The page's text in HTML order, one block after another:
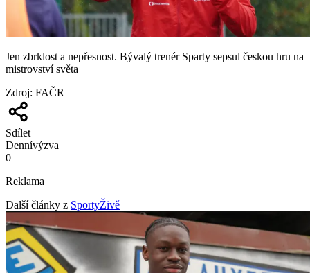
Jen zbrklost a nepřesnost. Bývalý trenér Sparty sepsul českou hru na
mistrovství světa
Zdroj: FAČR
Sdílet
Dennívýzva
0
Reklama
Další články z SportyŽivě